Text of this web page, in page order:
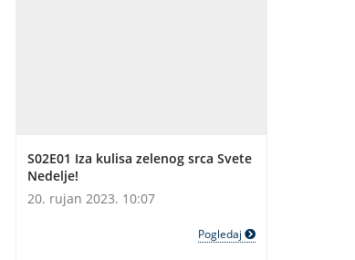
S02E01 Iza kulisa zelenog srca Svete
Nedelje!
20. rujan 2023. 10:07
Pogledaj